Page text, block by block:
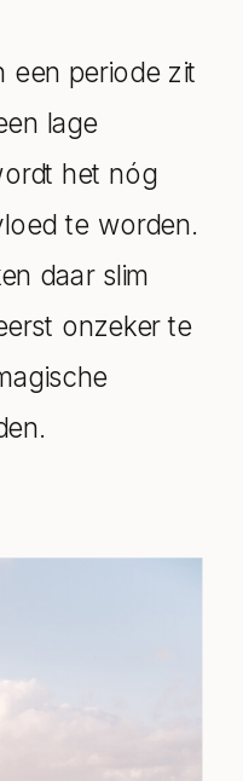
een periode zit
lage
het nóg
te worden.
daar slim
onzeker te